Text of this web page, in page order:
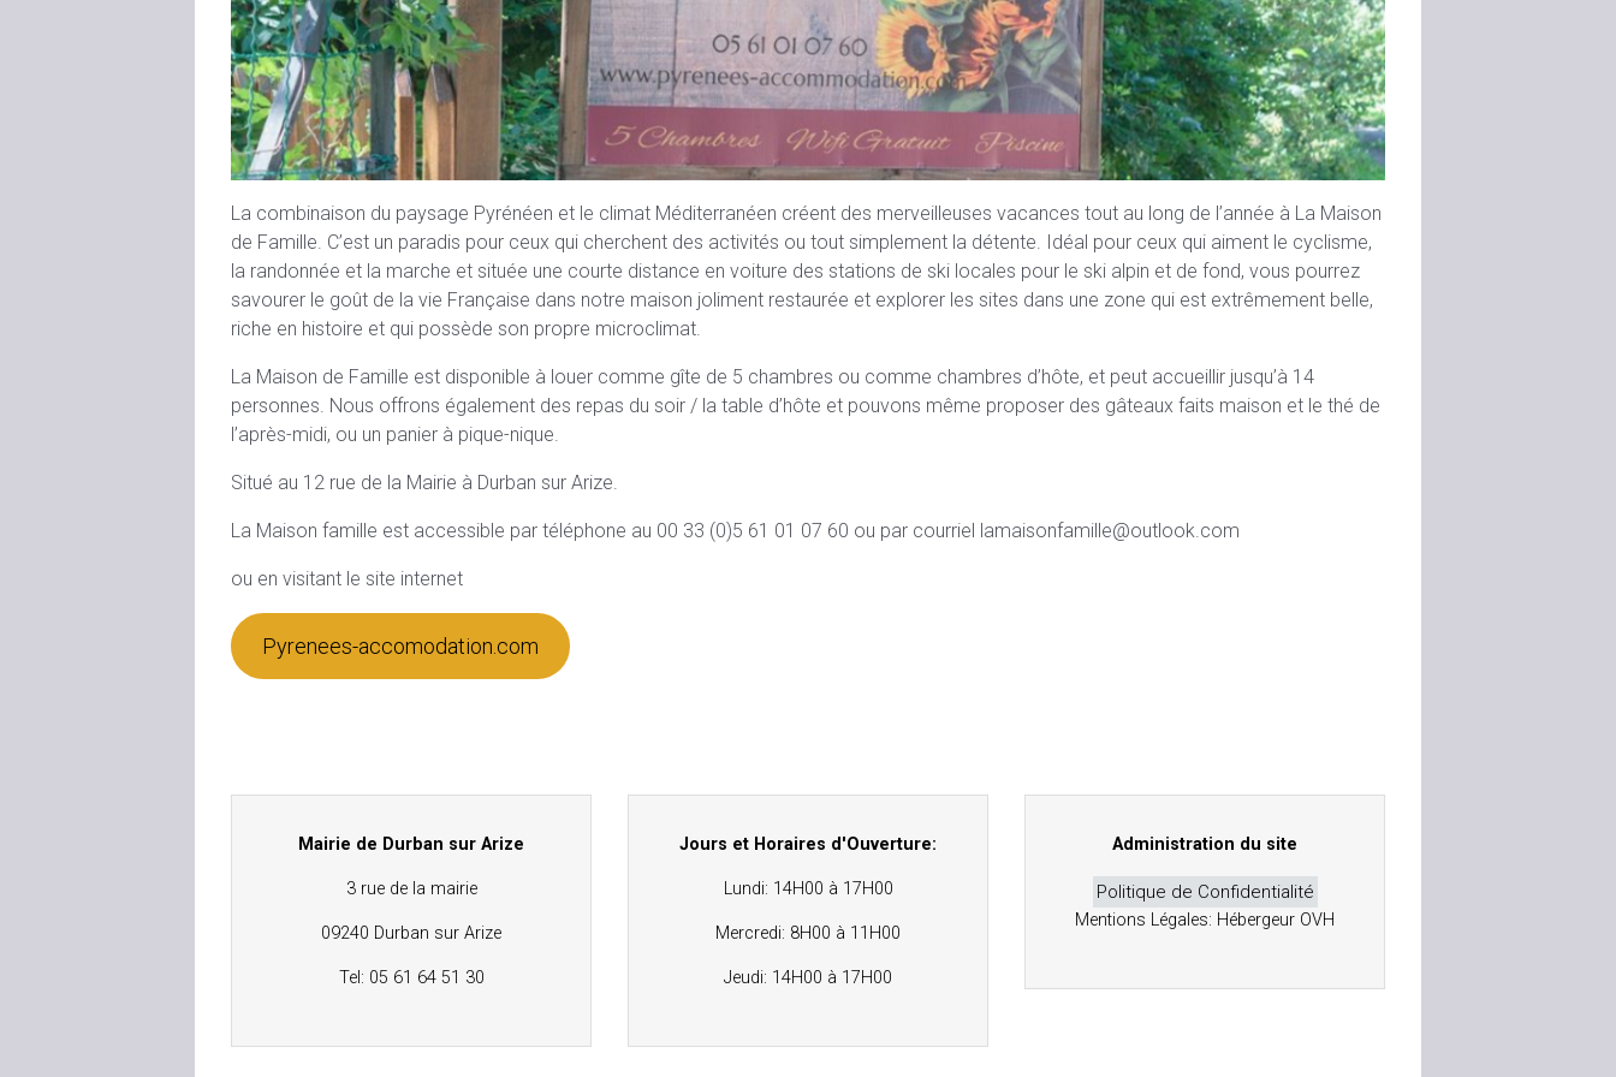
La combinaison du paysage Pyrénéen et le climat Méditerranéen créent des merveilleuses vacances tout au long de l’année à La Maison
de Famille. C’est un paradis pour ceux qui cherchent des activités ou tout simplement la détente. Idéal pour ceux qui aiment le cyclisme,
la randonnée et la marche et située une courte distance en voiture des stations de ski locales pour le ski alpin et de fond, vous pourrez
savourer le goût de la vie Française dans notre maison joliment restaurée et explorer les sites dans une zone qui est extrêmement belle,
riche en histoire et qui possède son propre microclimat.
La Maison de Famille est disponible à louer comme gîte de 5 chambres ou comme chambres d’hôte, et peut accueillir jusqu’à 14
personnes. Nous offrons également des repas du soir / la table d’hôte et pouvons même proposer des gâteaux faits maison et le thé de
l’après-midi, ou un panier à pique-nique.
Situé au 12 rue de la Mairie à Durban sur Arize.
La Maison famille est accessible par téléphone au 00 33 (0)5 61 01 07 60 ou par courriel lamaisonfamille@outlook.com
ou en visitant le site internet
Pyrenees-accomodation.com
Mairie de Durban sur Arize
3 rue de la mairie
09240 Durban sur Arize
Tel: 05 61 64 51 30
Jours et Horaires d'Ouverture:
Lundi: 14H00 à 17H00
Mercredi: 8H00 à 11H00
Jeudi: 14H00 à 17H00
Administration du site
Politique de Confidentialité
Mentions Légales: Hébergeur OVH